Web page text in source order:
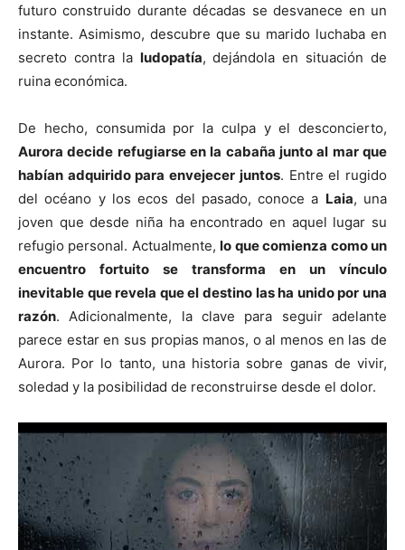
futuro construido durante décadas se desvanece en un
instante. Asimismo, descubre que su marido luchaba en
secreto contra la ludopatía, dejándola en situación de
ruina económica.
De hecho, consumida por la culpa y el desconcierto,
Aurora decide refugiarse en la cabaña junto al mar que
habían adquirido para envejecer juntos. Entre el rugido
del océano y los ecos del pasado, conoce a Laia, una
joven que desde niña ha encontrado en aquel lugar su
refugio personal. Actualmente,lo que comienza como un
encuentro fortuito se transforma en un vínculo
inevitable que revela que el destino las ha unido por una
razón. Adicionalmente, la clave para seguir adelante
parece estar en sus propias manos, o al menos en las de
Aurora. Por lo tanto, una historia sobre ganas de vivir,
soledad y la posibilidad de reconstruirse desde el dolor.